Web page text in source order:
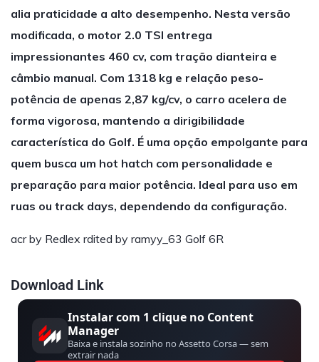
alia praticidade a alto desempenho. Nesta versão
modificada, o motor 2.0 TSI entrega
impressionantes 460 cv, com tração dianteira e
câmbio manual. Com 1318 kg e relação peso-
potência de apenas 2,87 kg/cv, o carro acelera de
forma vigorosa, mantendo a dirigibilidade
característica do Golf. É uma opção empolgante para
quem busca um hot hatch com personalidade e
preparação para maior potência. Ideal para uso em
ruas ou track days, dependendo da configuração.
acr by Redlex rdited by ramyy_63 Golf 6R
Download Link
Instalar com 1 clique no Content
Manager
Baixa e instala sozinho no Assetto Corsa — sem
extrair nada